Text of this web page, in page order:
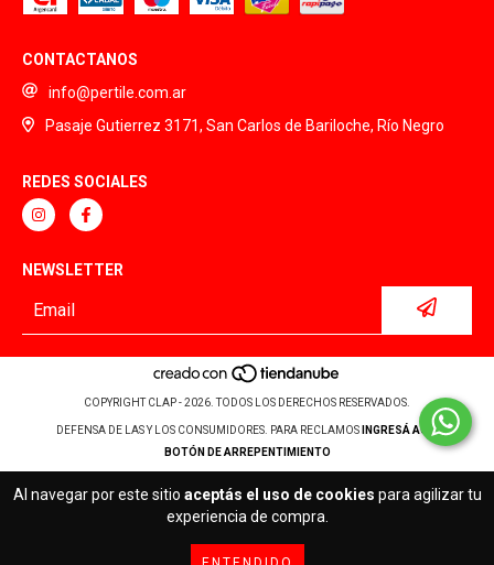
Al navegar por este sitio aceptás el uso de cookies para agilizar tu
experiencia de compra.
CONTACTANOS
info@pertile.com.ar
Pasaje Gutierrez 3171, San Carlos de Bariloche, Río Negro
REDES SOCIALES
NEWSLETTER
COPYRIGHT CLAP - 2026. TODOS LOS DERECHOS RESERVADOS.
DEFENSA DE LAS Y LOS CONSUMIDORES. PARA RECLAMOS
INGRESÁ ACÁ.
BOTÓN DE ARREPENTIMIENTO